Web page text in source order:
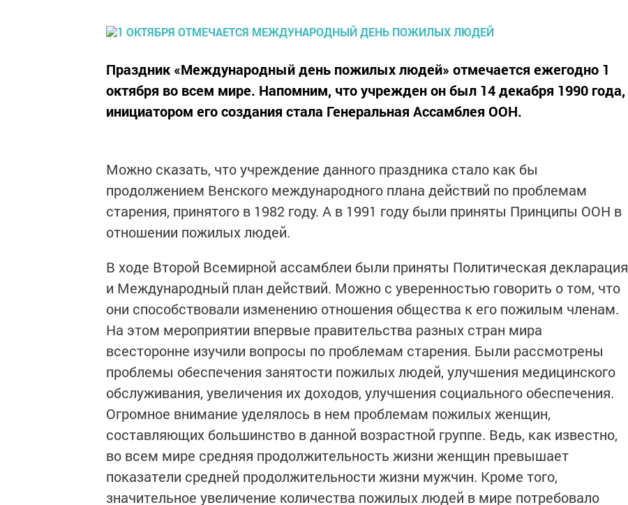
Праздник «Международный день пожилых людей» отмечается ежегодно 1
октября во всем мире. Напомним, что учрежден он был 14 декабря 1990 года,
инициатором его создания стала Генеральная Ассамблея ООН.
Можно сказать, что учреждение данного праздника стало как бы
продолжением Венского международного плана действий по проблемам
старения, принятого в 1982 году. А в 1991 году были приняты Принципы ООН в
отношении пожилых людей.
В ходе Второй Всемирной ассамблеи были приняты Политическая декларация
и Международный план действий. Можно с уверенностью говорить о том, что
они способствовали изменению отношения общества к его пожилым членам.
На этом мероприятии впервые правительства разных стран мира
всесторонне изучили вопросы по проблемам старения. Были рассмотрены
проблемы обеспечения занятости пожилых людей, улучшения медицинского
обслуживания, увеличения их доходов, улучшения социального обеспечения.
Огромное внимание уделялось в нем проблемам пожилых женщин,
составляющих большинство в данной возрастной группе. Ведь, как известно,
во всем мире средняя продолжительность жизни женщин превышает
показатели средней продолжительности жизни мужчин. Кроме того,
значительное увеличение количества пожилых людей в мире потребовало